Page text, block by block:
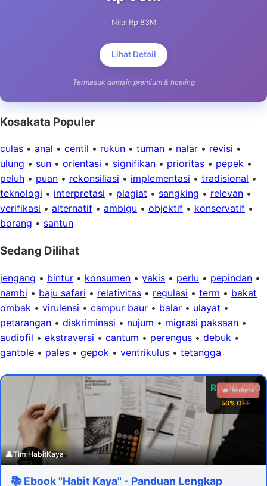
Nilai Rp 83M
Lihat Detail
Termasuk domain premium & hosting
Kosakata Populer
culas • anal • centil • rukun • tuman • nalar • revisi •
ulung • sun • orientasi • signifikan • prioritas • pepek •
peluh • puan • rekonsiliasi • implementasi • tradisional •
teknologi • interpretasi • plagiat • sangking • relevan •
verifikasi • alternatif • ambigu • objektif • konservatif •
borang • santun
Sedang Dilihat
jengang • bintur • konsumen • yakis • perlu • pepindan •
nambi • baju safari • relativitas • regulasi • term • bakat
ombak • virulensi • campur baur • balar • ulayat •
petarangan • diskriminasi • nujum • migrasi paksaan •
audiofil • ekstraversi • cantum • perengus • debuk •
gantole • pales • gepok • ventrikulus • tetangga
Rp 99.000
50% OFF
🔥 Terlaris
👤Tim HabitKaya
📚 Ebook "Habit Kaya" - Panduan Lengkap